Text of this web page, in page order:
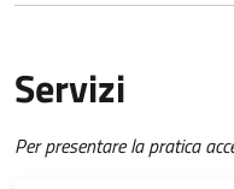
Servizi
Per presentare la pratica